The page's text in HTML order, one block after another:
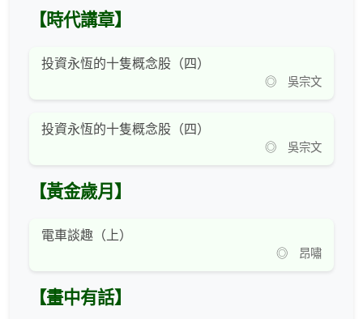
【時代講章】
投資永恆的十隻概念股（四）
◎ 吳宗文
投資永恆的十隻概念股（四）
◎ 吳宗文
【黃金歲月】
電車談趣（上）
◎ 昂嘯
【畫中有話】